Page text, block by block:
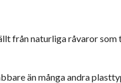
från naturliga råvaror
än många andra